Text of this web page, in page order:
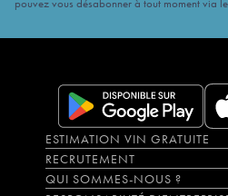
pouvez vous désabonner à tout moment via
ESTIMATION VIN GRATUITE
RECRUTEMENT
QUI SOMMES-NOUS ?